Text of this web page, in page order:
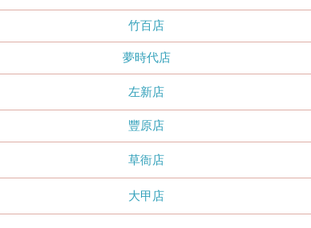
竹百店
夢時代店
左新店
豐原店
草衙店
大甲店